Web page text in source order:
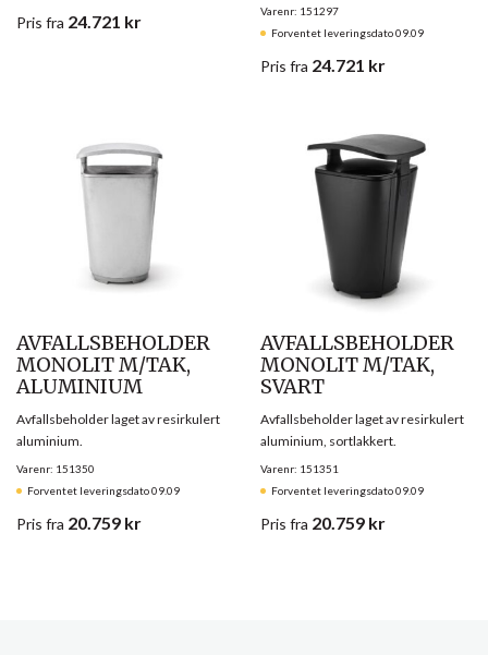
Pris fra 24.721 kr
Varenr: 151297
Forventet leveringsdato 09.09
Pris fra 24.721 kr
AVFALLSBEHOLDER
MONOLIT M/TAK,
ALUMINIUM
Varenr: 151350
Forventet leveringsdato 09.09
Avfallsbeholder laget av resirkulert
aluminium.
Pris fra 20.759 kr
AVFALLSBEHOLDER
MONOLIT M/TAK,
SVART
Varenr: 151351
Forventet leveringsdato 09.09
Avfallsbeholder laget av resirkulert
aluminium, sortlakkert.
Pris fra 20.759 kr